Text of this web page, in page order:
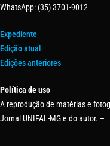
WhatsApp: (35) 3701-9012
Expediente
Edição atual
Edições anteriores
Política de uso
A reprodução de matérias e
Jornal UNIFAL-MG e do autor. –